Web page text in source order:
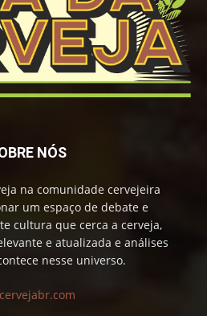
NÓS
na comunidade cervejeira
um espaço de debate e
cultura que cerca a cerveja,
e atualizada e análises
nesse universo.